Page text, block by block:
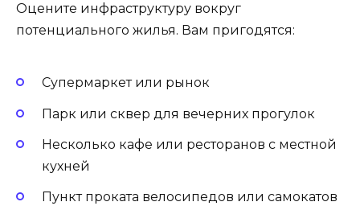
Оцените инфраструктуру вокруг
потенциального жилья. Вам пригодятся:
Супермаркет или рынок
Парк или сквер для вечерних прогулок
Несколько кафе или ресторанов с местной
кухней
Пункт проката велосипедов или самокатов